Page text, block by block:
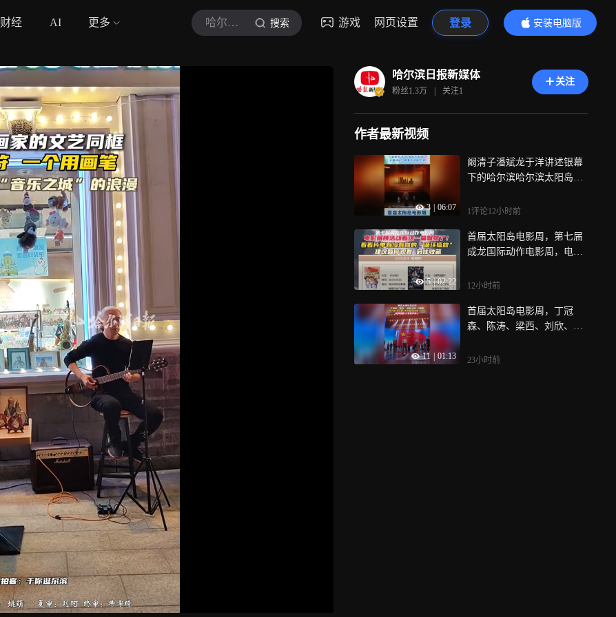
财经 AI 更多 哈尔滨日报新媒体 搜索 游戏 网页设置 登录
安装电脑版
内容更精彩
哈尔滨日报新媒体
粉丝1.3万 | 关注1
关注
作者最新视频
3 06:07
阚清子潘斌龙于洋讲述银幕
下的哈尔滨哈尔滨太阳岛电
1评论12小时前
5 | 02:22
首届太阳岛电影周，第七届
成龙国际动作电影周，电影
看看片单有没有你的“循环播
藏！
12小时前
11 01:13
首届太阳岛电影周，丁冠
森、陈涛、梁西、刘欣、刘
梦阳、赵晨隆、赵泉演绎短
23小时前